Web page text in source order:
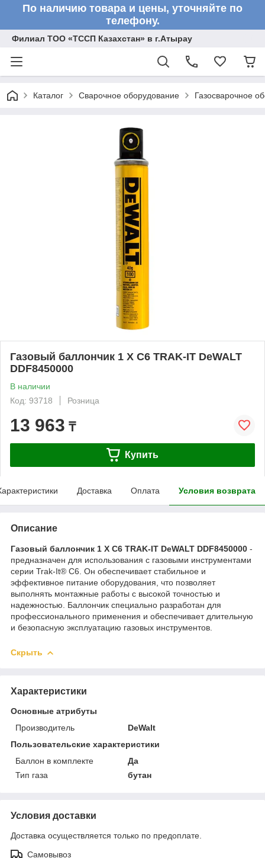
По наличию товара и цены, уточняйте по
телефону.
Филиал ТОО «ТССП Казахстан» в г.Атырау
Каталог Сварочное оборудование Газосварочное
Газовый баллончик 1 X C6 TRAK-IT DeWALT
DDF8450000
В наличии
Код: 93718
Розница
13 963 ₸
Купить
Доставка Оплата Условия возврата
Описание
Газовый баллончик 1 X C6 TRAK-IT DeWALT DDF8450000 -
предназначен для использования с газовыми инструментами
серии Trak-It® C6. Он обеспечивает стабильное и
эффективное питание оборудования, что позволяет
выполнять монтажные работы с высокой точностью и
надежностью. Баллончик специально разработан для
профессионального применения и обеспечивает длительную
и безопасную эксплуатацию газовых инструментов.
Скрыть
Характеристики
Основные атрибуты
Производитель
DeWalt
Пользовательские характеристики
Баллон в комплекте
Да
Тип газа
бутан
Условия доставки
Доставка осуществляется только по предоплате.
Самовывоз